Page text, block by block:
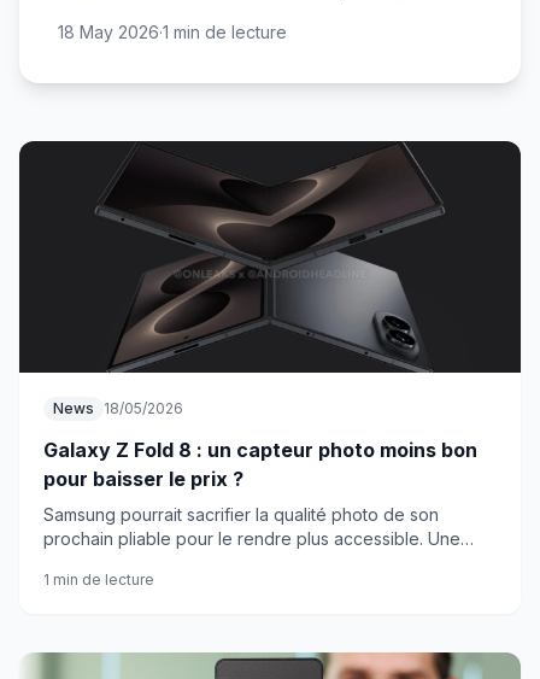
18 May 2026·1 min de lecture
News 18/05/2026
Galaxy Z Fold 8 : un capteur photo moins bon
pour baisser le prix ?
Samsung pourrait sacrifier la qualité photo de son
prochain pliable pour le rendre plus accessible. Une
1 min de lecture